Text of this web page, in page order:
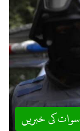
سوات کی خبریں